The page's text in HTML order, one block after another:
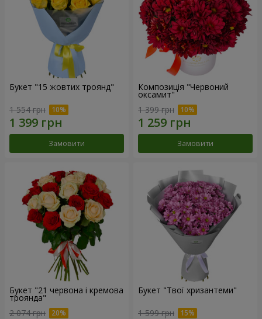
Букет "15 жовтих троянд"
1 554 грн
Замовити
Композиція "Червоний
оксамит"
1 399 грн
Замовити
Букет "21 червона і кремова
троянда"
2 074 грн
Букет "Твої хризантеми"
1 599 грн